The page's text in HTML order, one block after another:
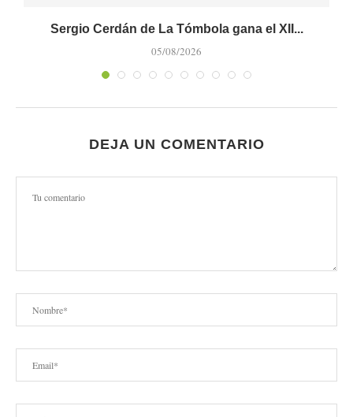
Sergio Cerdán de La Tómbola gana el XII...
05/08/2026
DEJA UN COMENTARIO